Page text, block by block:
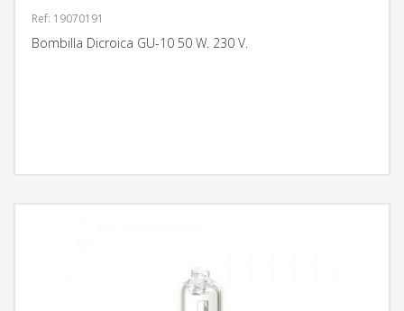
Ref: 19070191
Bombilla Dicroica GU-10 50 W. 230 V.